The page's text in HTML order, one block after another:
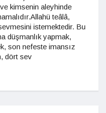
kimsenin aleyhinde
teâlâ,
istemektedir. Bu
düşmanlık yapmak,
son nefeste imansız
dört sev